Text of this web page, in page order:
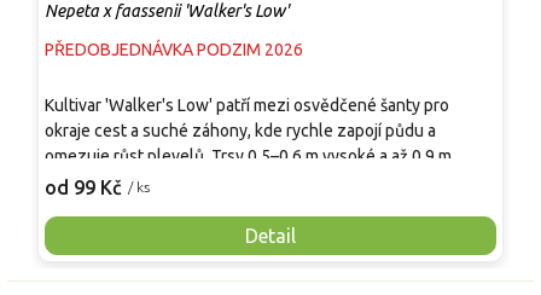
Nepeta x faassenii 'Walker's Low'
PŘEDOBJEDNÁVKA PODZIM 2026
od 99 Kč / ks
Detail
Kultivar 'Walker's Low' patří mezi osvědčené šanty pro
okraje cest a suché záhony, kde rychle zapojí půdu a
omezuje růst plevelů. Trsy 0,5–0,6 m vysoké a až 0,9 m
široké působí přirozeně i ve venkovské zahradě. Rostlina se
travami. Vhodné stanoviště představuje slunce nebo lehký
polostín, půda má být spíše lehčí a dobře odvodněná. Ve
srovnání s vyššími kultivary nepety zůstává při větru